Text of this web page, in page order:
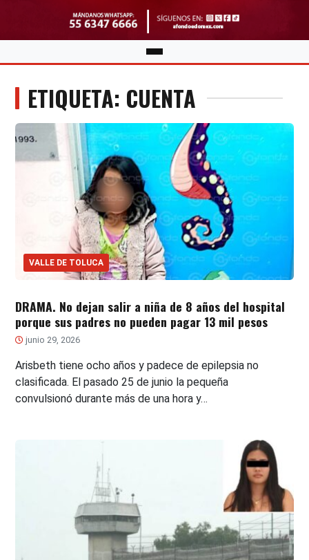
ETIQUETA: CUENTA
VALLE DE TOLUCA
DRAMA. No dejan salir a niña de 8 años del hospital
porque sus padres no pueden pagar 13 mil pesos
junio 29, 2026
Arisbeth tiene ocho años y padece de epilepsia no
clasificada. El pasado 25 de junio la pequeña
convulsionó durante más de una hora y…